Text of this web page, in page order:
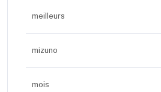
meilleurs
mizuno
mois